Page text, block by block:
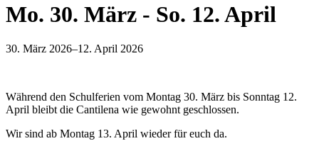
Mo. 30. März - So. 12. April
30. März 2026–12. April 2026
Während den Schulferien vom Montag 30. März bis Sonntag 12.
April bleibt die Cantilena wie gewohnt geschlossen.
Wir sind ab Montag 13. April wieder für euch da.